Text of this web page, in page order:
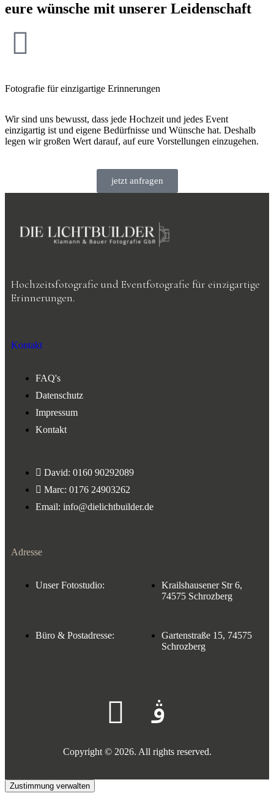
eure wünsche mit unserer Leidenschaft
Fotografie für einzigartige Erinnerungen
Wir sind uns bewusst, dass jede Hochzeit und jedes Event
einzigartig ist und eigene Bedürfnisse und Wünsche hat. Deshalb
legen wir großen Wert darauf, auf eure Vorstellungen einzugehen.
jetzt anfragen
Hochzeitsfotografie und Eventfotografie für einzigartige
Erinnerungen.
Kontakt
FAQ's
Datenschutz
Impressum
Kontakt
David: 0160 90292089
Marc: 0176 24903262
Email: info@dielichtbuilder.de
Adresse
Unser Fotostudio:
Krailshausener Str 6,
74575 Schrozberg
Büro & Postadresse:
Gartenstraße 15, 74575
Schrozberg
Copyright © 2026. All rights reserved.
Zustimmung verwalten